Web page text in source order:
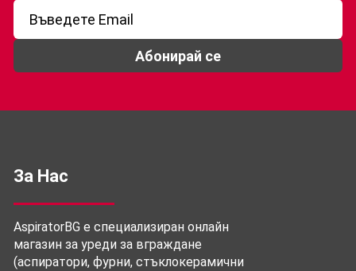
Абонирай се
За Нас
AspiratorBG е специализиран онлайн
магазин за уреди за вграждане
(аспиратори, фурни, стъклокерамични